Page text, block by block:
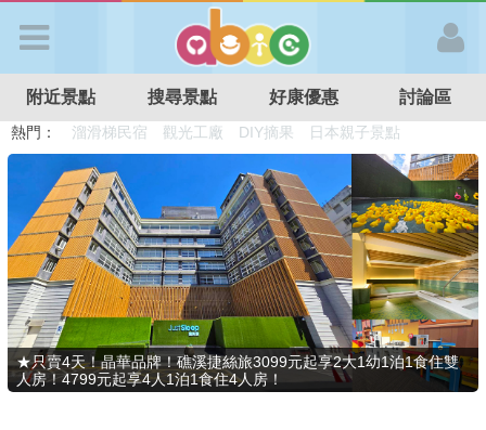
APP登入
首 頁
搜尋景點
好康優惠
最新消息
附近景點 搜尋景點 好康優惠 討論區
熱門： 溜滑梯民宿 觀光工廠 DIY摘果
日本親子景點
特色遊戲場
親子住房優惠 台北親子餐廳 溫泉泡湯SPA
★只賣4天！晶華品牌！礁溪捷絲旅3099元起享2大1幼1泊1食住雙
人房！4799元起享4人1泊1食住4人房！